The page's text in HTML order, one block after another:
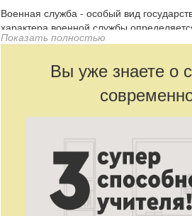
Военная служба - особый вид
характера военной службы
государственной службы и иной
К военнослужащим Вооруженных Сил
офицеры, прапорщики и мичманы,
учреждений профессионального
матросы, поступившие на военную
военнослужащие, проходящие
образования до заключения
военную службу по призыву).
Каждому военнослужащему
Воинские звания подразделяются на
Показать полностью
Вы уже знаете о